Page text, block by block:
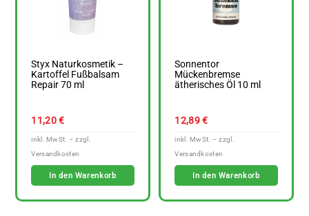
Styx Naturkosmetik –
Kartoffel Fußbalsam
Repair 70 ml
11,20€
In den Warenkorb
Sonnentor
Mückenbremse
ätherisches Öl 10 ml
12,89€
In den Warenkorb